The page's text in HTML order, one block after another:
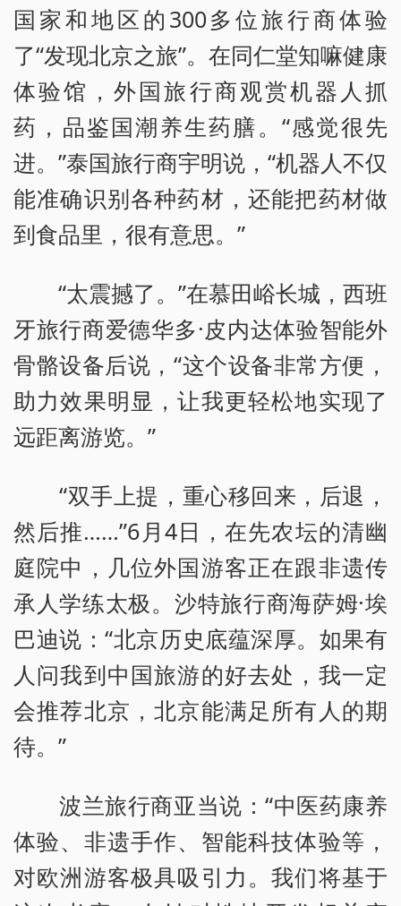
国家和地区的300多位旅行商体验
了“发现北京之旅”。在同仁堂知嘛健康
体验馆，外国旅行商观赏机器人抓
药，品鉴国潮养生药膳。“感觉很先
进。”泰国旅行商宇明说，“机器人不仅
能准确识别各种药材，还能把药材做
到食品里，很有意思。”
“太震撼了。”在慕田峪长城，西班
牙旅行商爱德华多·皮内达体验智能外
骨骼设备后说，“这个设备非常方便，
助力效果明显，让我更轻松地实现了
远距离游览。”
“双手上提，重心移回来，后退，
然后推……”6月4日，在先农坛的清幽
庭院中，几位外国游客正在跟非遗传
承人学练太极。沙特旅行商海萨姆·埃
巴迪说：“北京历史底蕴深厚。如果有
人问我到中国旅游的好去处，我一定
会推荐北京，北京能满足所有人的期
待。”
波兰旅行商亚当说：“中医药康养
体验、非遗手作、智能科技体验等，
对欧洲游客极具吸引力。我们将基于